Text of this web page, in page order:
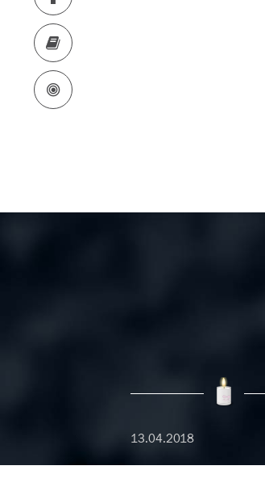
13.04.2018